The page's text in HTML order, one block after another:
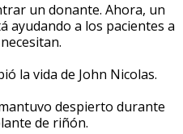
un donante. Ahora, un
ayudando a los pacientes a
la vida de John Nicolas.
despierto durante
de riñón.